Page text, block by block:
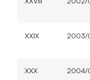
XXIX 2003/
XXX 2004/